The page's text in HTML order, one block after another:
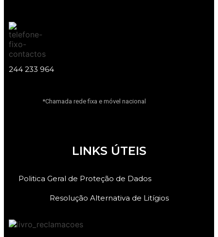
244 233 964
*Chamada rede fixa e móvel nacional
LINKS ÚTEIS
Politica Geral de Proteção de Dados
Resolução Alternativa de Litígios